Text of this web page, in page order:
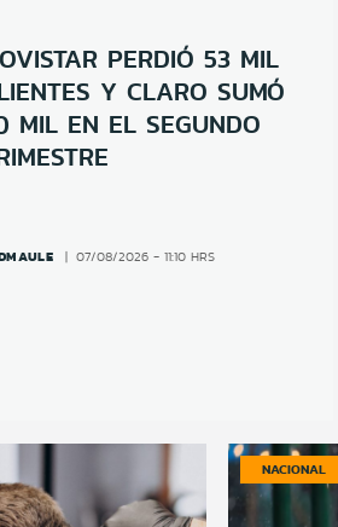
PERDIÓ 53 MIL
Y CLARO SUMÓ
MIL EN EL SEGUNDO
07/08/2026 - 11:10 HRS
NACIONAL